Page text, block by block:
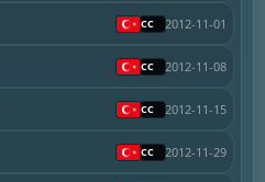
2012-11-01
2012-11-08
2012-11-15
2012-11-29